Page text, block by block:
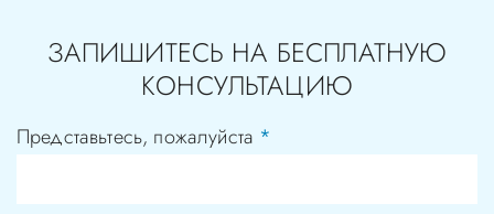
ЗАПИШИТЕСЬ НА БЕСПЛАТНУЮ
КОНСУЛЬТАЦИЮ
Представьтесь, пожалуйста *